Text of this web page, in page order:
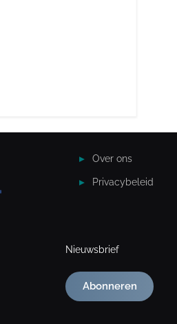
Over ons
Privacybeleid
Nieuwsbrief
Abonneren